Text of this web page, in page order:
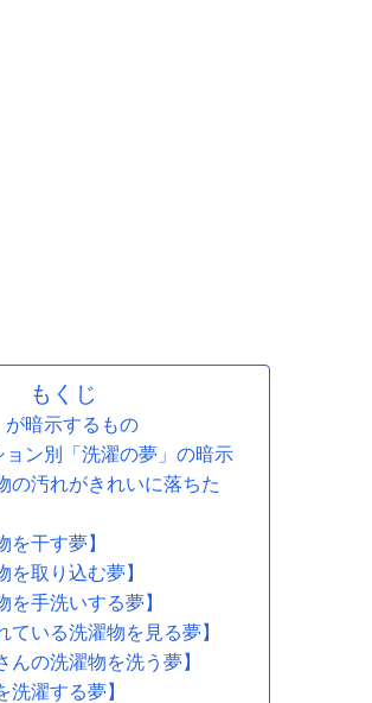
じ
が暗示するもの
ョン別「洗濯の夢」の暗示
の汚れがきれいに落ちた
を干す夢】
を取り込む夢】
を手洗いする夢】
ている洗濯物を見る夢】
んの洗濯物を洗う夢】
洗濯する夢】